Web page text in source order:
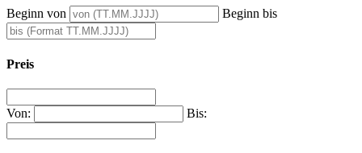
Beginn von Beginn bis
Preis
Von: Bis: